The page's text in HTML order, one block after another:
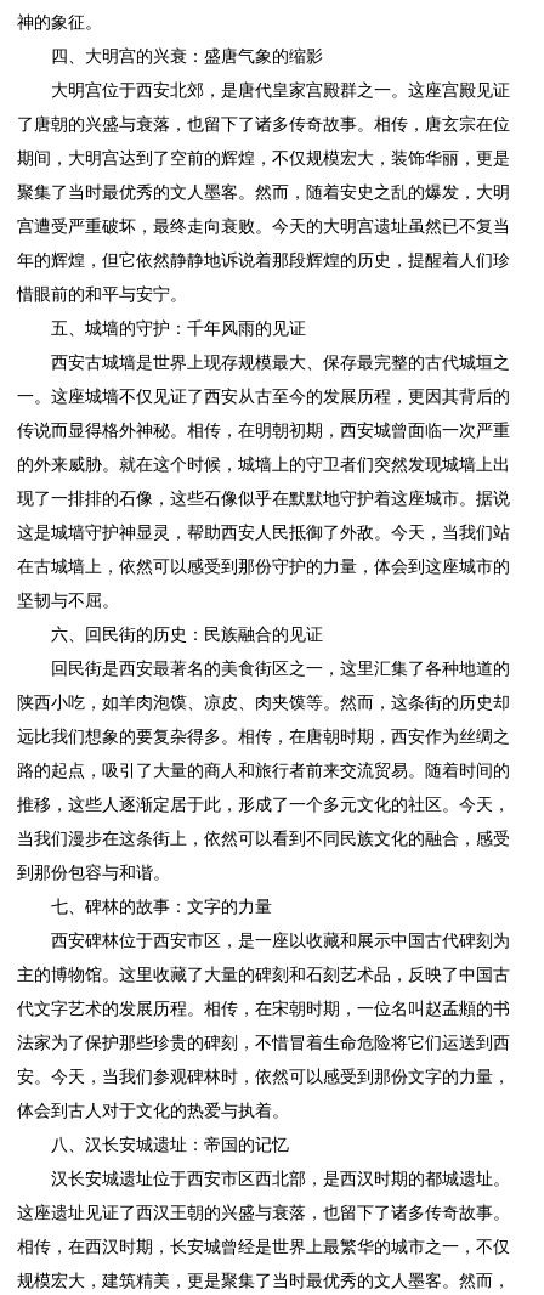
神的象征。
四、大明宫的兴衰：盛唐气象的缩影
大明宫位于西安北郊，是唐代皇家宫殿群之一。这座宫殿见证
了唐朝的兴盛与衰落，也留下了诸多传奇故事。相传，唐玄宗在位
期间，大明宫达到了空前的辉煌，不仅规模宏大，装饰华丽，更是
聚集了当时最优秀的文人墨客。然而，随着安史之乱的爆发，大明
宫遭受严重破坏，最终走向衰败。今天的大明宫遗址虽然已不复当
年的辉煌，但它依然静静地诉说着那段辉煌的历史，提醒着人们珍
惜眼前的和平与安宁。
五、城墙的守护：千年风雨的见证
西安古城墙是世界上现存规模最大、保存最完整的古代城垣之
一。这座城墙不仅见证了西安从古至今的发展历程，更因其背后的
传说而显得格外神秘。相传，在明朝初期，西安城曾面临一次严重
的外来威胁。就在这个时候，城墙上的守卫者们突然发现城墙上出
现了一排排的石像，这些石像似乎在默默地守护着这座城市。据说
这是城墙守护神显灵，帮助西安人民抵御了外敌。今天，当我们站
在古城墙上，依然可以感受到那份守护的力量，体会到这座城市的
坚韧与不屈。
六、回民街的历史：民族融合的见证
回民街是西安最著名的美食街区之一，这里汇集了各种地道的
陕西小吃，如羊肉泡馍、凉皮、肉夹馍等。然而，这条街的历史却
远比我们想象的要复杂得多。相传，在唐朝时期，西安作为丝绸之
路的起点，吸引了大量的商人和旅行者前来交流贸易。随着时间的
推移，这些人逐渐定居于此，形成了一个多元文化的社区。今天，
当我们漫步在这条街上，依然可以看到不同民族文化的融合，感受
到那份包容与和谐。
七、碑林的故事：文字的力量
西安碑林位于西安市区，是一座以收藏和展示中国古代碑刻为
主的博物馆。这里收藏了大量的碑刻和石刻艺术品，反映了中国古
代文字艺术的发展历程。相传，在宋朝时期，一位名叫赵孟頫的书
法家为了保护那些珍贵的碑刻，不惜冒着生命危险将它们运送到西
安。今天，当我们参观碑林时，依然可以感受到那份文字的力量，
体会到古人对于文化的热爱与执着。
八、汉长安城遗址：帝国的记忆
汉长安城遗址位于西安市区西北部，是西汉时期的都城遗址。
这座遗址见证了西汉王朝的兴盛与衰落，也留下了诸多传奇故事。
相传，在西汉时期，长安城曾经是世界上最繁华的城市之一，不仅
规模宏大，建筑精美，更是聚集了当时最优秀的文人墨客。然而，